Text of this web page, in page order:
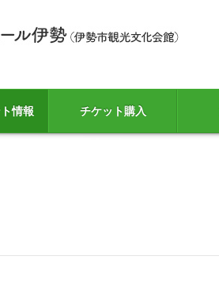
情報 チケット購入